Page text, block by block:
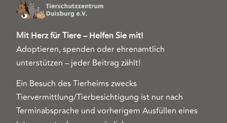
Mit Herz für Tiere – Helfen Sie mit!
Adoptieren, spenden oder ehrenamtlich
unterstützen – jeder Beitrag zählt!
Ein Besuch des Tierheims zwecks
Tiervermittlung/Tierbesichtigung ist nur nach
Terminabsprache und vorherigem Ausfüllen eines